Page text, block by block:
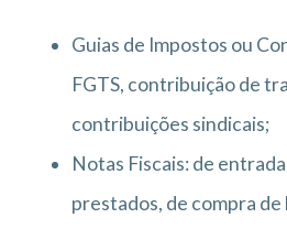
Guias de Impostos ou
FGTS, contribuição de
contribuições sindicais;
Notas Fiscais: de
prestados, de compra de